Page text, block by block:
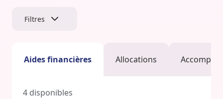
Filtres
Aides financières Allocations
4 disponibles